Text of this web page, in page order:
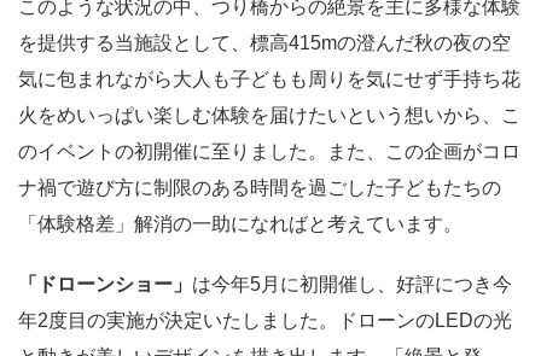
このような状況の中、つり橋からの絶景を主に多様な体験
を提供する当施設として、標高415mの澄んだ秋の夜の空
気に包まれながら大人も子どもも周りを気にせず手持ち花
火をめいっぱい楽しむ体験を届けたいという想いから、こ
のイベントの初開催に至りました。また、この企画がコロ
ナ禍で遊び方に制限のある時間を過ごした子どもたちの
「体験格差」解消の一助になればと考えています。
「ドローンショー」 は今年5月に初開催し、好評につき今
年2度目の実施が決定いたしました。ドローンのLEDの光